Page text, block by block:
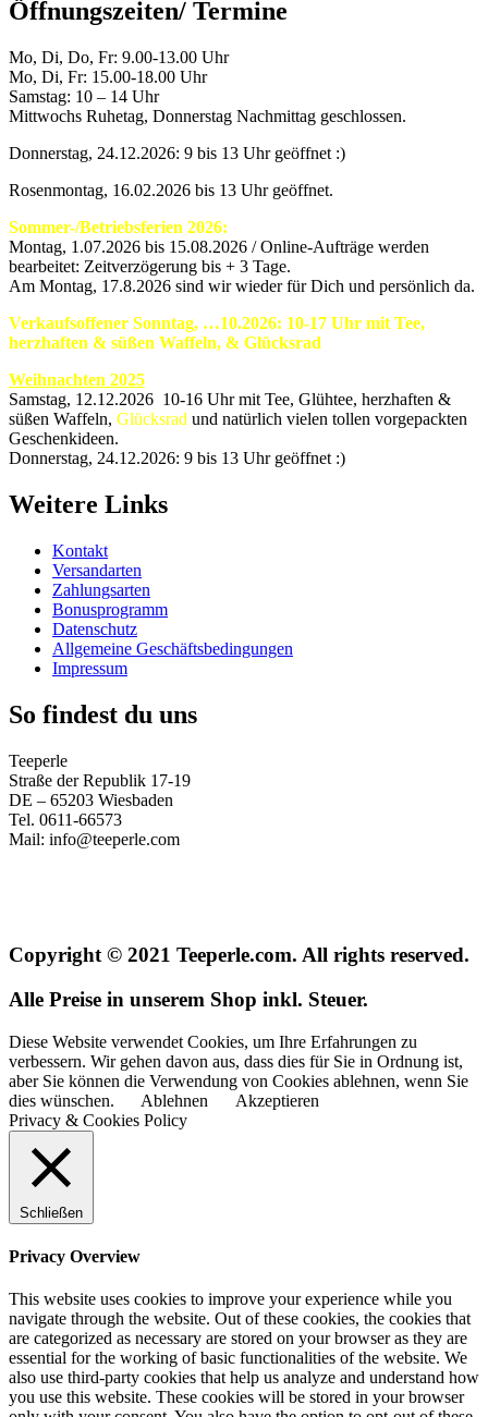
Öffnungszeiten/ Termine
Mo, Di, Do, Fr: 9.00-13.00 Uhr
Mo, Di, Fr: 15.00-18.00 Uhr
Samstag: 10 – 14 Uhr
Mittwochs Ruhetag, Donnerstag Nachmittag geschlossen.
Donnerstag, 24.12.2026: 9 bis 13 Uhr geöffnet :)
Rosenmontag, 16.02.2026 bis 13 Uhr geöffnet.
Sommer-/Betriebsferien 2026:
Montag, 1.07.2026 bis 15.08.2026 / Online-Aufträge werden
bearbeitet: Zeitverzögerung bis + 3 Tage.
Am Montag, 17.8.2026 sind wir wieder für Dich und persönlich da.
Verkaufsoffener Sonntag, …10.2026: 10-17 Uhr mit Tee,
herzhaften & süßen Waffeln, & Glücksrad
Weihnachten 2025
Samstag, 12.12.2026 10-16 Uhr mit Tee, Glühtee, herzhaften &
süßen Waffeln, Glücksrad und natürlich vielen tollen vorgepackten
Geschenkideen.
Donnerstag, 24.12.2026: 9 bis 13 Uhr geöffnet :)
Weitere Links
Kontakt
Versandarten
Zahlungsarten
Bonusprogramm
Datenschutz
Allgemeine Geschäftsbedingungen
Impressum
So findest du uns
Teeperle
Straße der Republik 17-19
DE – 65203 Wiesbaden
Tel. 0611-66573
Mail: info@teeperle.com
Copyright © 2021 Teeperle.com. All rights reserved.
Alle Preise in unserem Shop inkl. Steuer.
Diese Website verwendet Cookies, um Ihre Erfahrungen zu
verbessern. Wir gehen davon aus, dass dies für Sie in Ordnung ist,
aber Sie können die Verwendung von Cookies ablehnen, wenn Sie
dies wünschen.
Ablehnen
Akzeptieren
Privacy & Cookies Policy
Schließen
Privacy Overview
This website uses cookies to improve your experience while you
navigate through the website. Out of these cookies, the cookies that
are categorized as necessary are stored on your browser as they are
essential for the working of basic functionalities of the website. We
also use third-party cookies that help us analyze and understand how
you use this website. These cookies will be stored in your browser